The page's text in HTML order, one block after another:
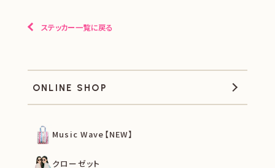
ステッカー一覧に戻る
ONLINE SHOP
Music Wave【NEW】
クローゼット